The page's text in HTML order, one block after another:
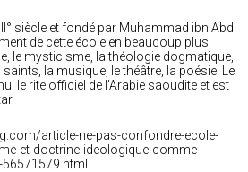
siècle et fondé par Muhammad ibn Abd
de cette école en beaucoup plus
le mysticisme, la théologie dogmatique,
la musique, le théâtre, la poésie. Le
le rite officiel de l’Arabie saoudite et est
article-ne-pas-confondre-ecole-
et-doctrine-ideologique-comme-